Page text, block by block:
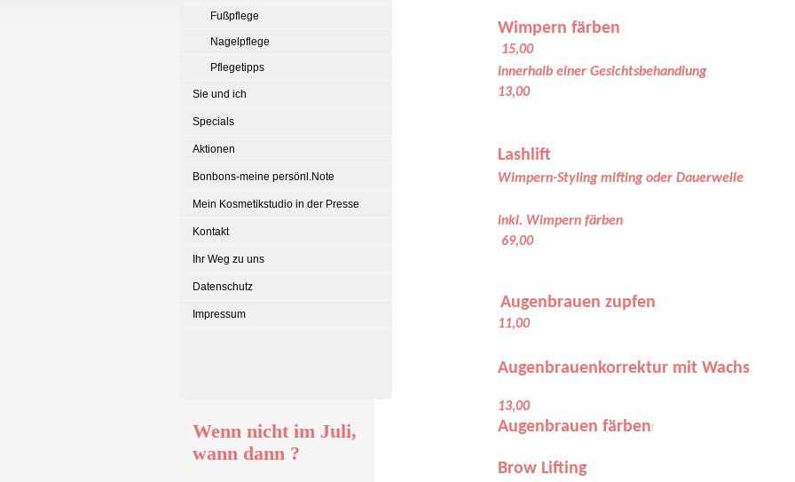
Wimpern färben
15,00
innerhalb einer
13,00
Lashlift
Wimpern-Styling mifting oder
inkl. Wimpern
69,00
Augenbrauen zupfen
11,00
Augenbrauenkorrektur mit Wachs
13,00
Augenbrauen färbenf
Brow Lifting
Fußpflege
Nagelpflege
Pflegetipps
Sie und ich
Specials
Aktionen
Bonbons-meine persönl.Note
Mein Kosmetikstudio in der Presse
Kontakt
Ihr Weg zu uns
Datenschutz
Impressum
Wenn nicht im Juli,
wann dann ?